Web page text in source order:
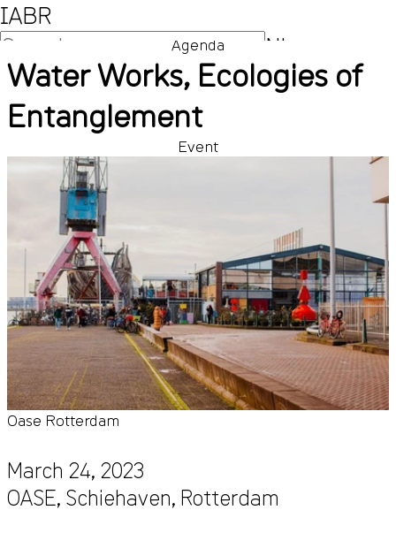
IABR
NL
EN
Agenda
Water Works, Ecologies of
Entanglement
Event
Oase Rotterdam
March 24, 2023
OASE, Schiehaven, Rotterdam